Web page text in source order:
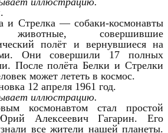
и Стрелка — собаки-космонавты
совершившие
полёт и вернувшиеся на
Они совершили 17 полных
После полёта Белки и Стрелки
может лететь в космос.
12 апреля 1961 год.
иллюстрацию.
космонавтом стал простой
Алексеевич Гагарин. Его
все жители нашей планеты.